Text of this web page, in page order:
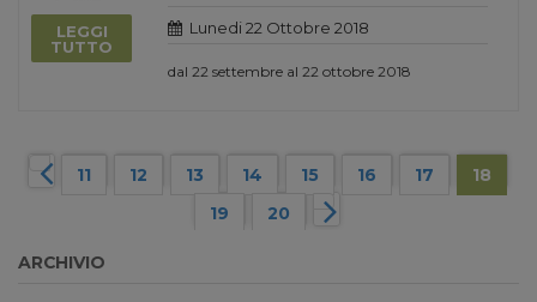
LEGGI
TUTTO
Lunedi 22 Ottobre 2018
dal 22 settembre al 22 ottobre 2018
11 12 13 14 15 16 17
18
19
20
ARCHIVIO